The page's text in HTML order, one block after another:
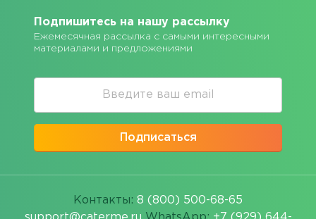
Подпишитесь на нашу рассылку
Ежемесячная рассылка с самыми интересными
материалами и предложениями
Подписаться
Контакты: 8 (800) 500-68-65